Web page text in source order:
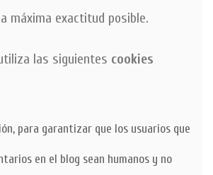
máxima exactitud posible.
las siguientes cookies
para garantizar que los usuarios que
en el blog sean humanos y no